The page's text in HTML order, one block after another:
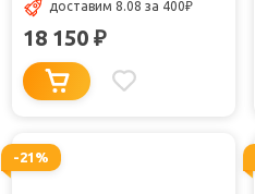
доставим 8.08 за 400₽
18 150 ₽
-21%